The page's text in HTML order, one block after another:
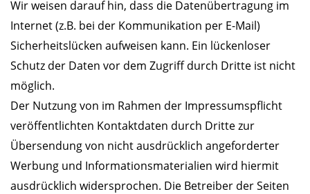
Wir weisen darauf hin, dass die Datenübertragung im
Internet (z.B. bei der Kommunikation per E-Mail)
Sicherheitslücken aufweisen kann. Ein lückenloser
Schutz der Daten vor dem Zugriff durch Dritte ist nicht
möglich.
Der Nutzung von im Rahmen der Impressumspflicht
veröffentlichten Kontaktdaten durch Dritte zur
Übersendung von nicht ausdrücklich angeforderter
Werbung und Informationsmaterialien wird hiermit
ausdrücklich widersprochen. Die Betreiber der Seiten